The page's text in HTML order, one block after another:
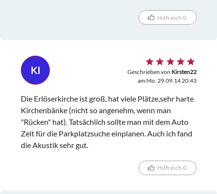
Hilfreich 0
KI Geschrieben von Kirsten22
am Mo. 29.09.14 20:43
Die Erlöserkirche ist groß, hat viele Plätze,sehr harte
Kirchenbänke (nicht so angenehm, wenn man
"Rücken" hat). Tatsächlich sollte man mit dem Auto
Zeit für die Parkplatzsuche einplanen. Auch ich fand
die Akustik sehr gut.
Hilfreich 0